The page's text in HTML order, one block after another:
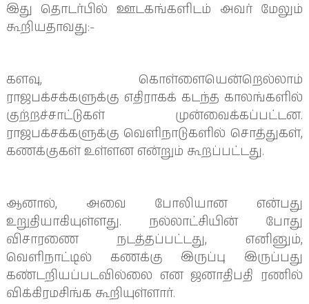
இது தொடர்பில் ஊடகங்களிடம் அவர் மேலும்
கூறியதாவது:-
களவு, கொள்ளையென்றெல்லாம்
ராஜபக்சக்களுக்கு எதிராகக் கடந்த காலங்களில்
குற்றச்சாட்டுகள் முன்வைக்கப்பட்டன.
ராஜபக்சக்களுக்கு வெளிநாடுகளில் சொத்துகள்,
கணக்குகள் உள்ளன என்றும் கூறப்பட்டது.
ஆனால், அவை போலியான என்பது
உறுதியாகியுள்ளது. நல்லாட்சியின் போது
விசாரணை நடத்தப்பட்டது, எனினும்,
வெளிநாட்டில் கணக்கு இருப்பு இருப்பது
கண்டறியப்படவில்லை என ஜனாதிபதி ரணில்
விக்கிரமசிங்க கூறியுள்ளார்.